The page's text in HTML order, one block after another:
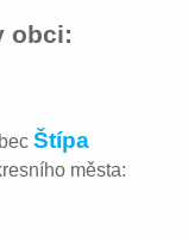
obci:
Štípa
města: